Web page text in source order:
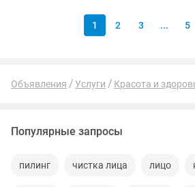
1 2 3 ... 5
Объявления Услуги Красота и
Популярные запросы
пилинг чистка лица лицо